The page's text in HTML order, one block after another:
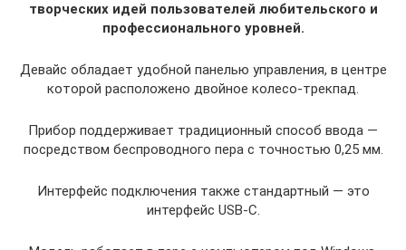
творческих идей пользователей любительского и
профессионального уровней.
Девайс обладает удобной панелью управления, в центре
которой расположено двойное колесо-трекпад.
Прибор поддерживает традиционный способ ввода —
посредством беспроводного пера с точностью 0,25 мм.
Интерфейс подключения также стандартный — это
интерфейс USB-C.